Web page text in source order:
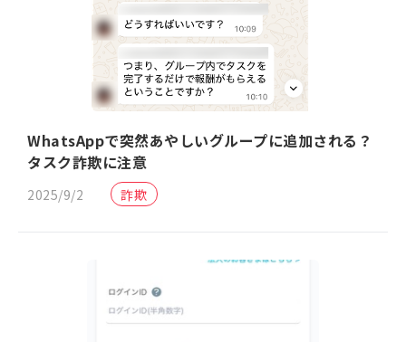
WhatsAppで突然あやしいグループに追加される？
タスク詐欺に注意
2025/9/2 詐欺